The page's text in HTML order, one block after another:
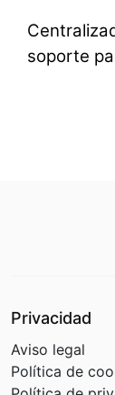
soporte
Privacidad
Aviso legal
Política de